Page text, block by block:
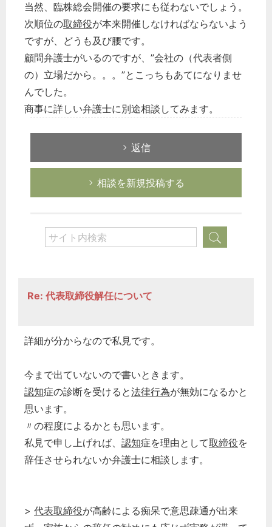
当然、臨株総会開催の要求にも従わないでしょう。
次順位の取締役が本来開催しなければならないよう
ですが、どうも及び腰です。
顧問弁護士がいるのですが、”会社の（代表者側
の）立場だから。。。”とこっちもあてになりませ
んでした。
商事に詳しい弁護士に別途相談してみます。
返信
相談を新規投稿する
Re: 代表取締役解任について
詳細が分からなので私見です。
今まで出ていないので書いときます。
認知症の診断を受けると法律行為が無効になるかと
思います。
〃の程度によるかとも思います。
私見で申し上げれば、 認知症を理由として取締役を
辞任させられないか弁護士に相談します。
> 代表取締役が高齢による痴呆で意思疎通が出来